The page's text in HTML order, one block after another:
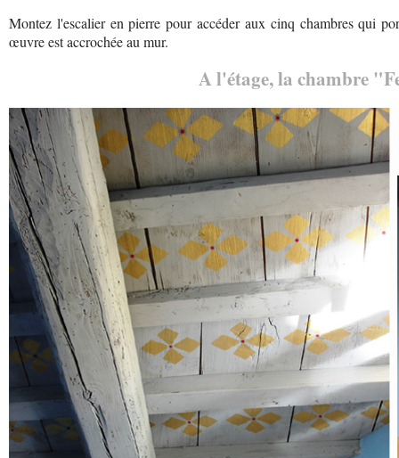
Montez l'escalier en pierre pour accéder aux cinq chambres qui
œuvre est accrochée au mur.
A l'étage, la chambre